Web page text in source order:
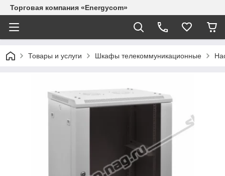
Торговая компания «Energycom»
Товары и услуги Шкафы телекоммуникационные